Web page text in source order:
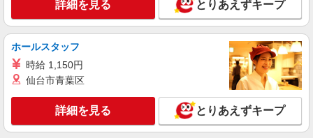
キープ
派遣社員
株式会社テクノ・サービス/お仕事No/0908801
NEW
千葉県成田市 ＊車・バイク通勤OK
キープ 詳細を見る
詳細を見る とりあえずキープ
ホールスタッフ
時給 1,150円
仙台市青葉区
詳細を見る とりあえずキープ